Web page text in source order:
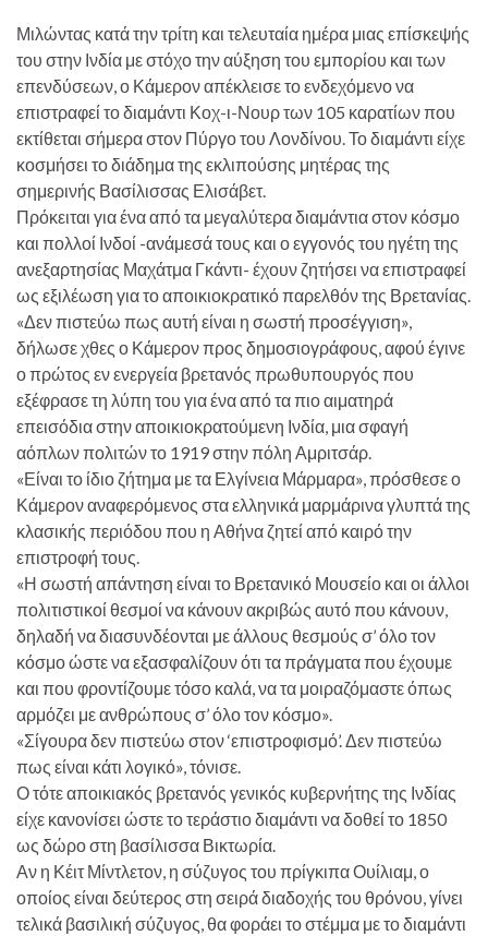
Μιλώντας κατά την τρίτη και τελευταία ημέρα μιας επίσκεψής
του στην Ινδία με στόχο την αύξηση του εμπορίου και των
επενδύσεων, ο Κάμερον απέκλεισε το ενδεχόμενο να
επιστραφεί το διαμάντι Κοχ-ι-Νουρ των 105 καρατίων που
εκτίθεται σήμερα στον Πύργο του Λονδίνου. Το διαμάντι είχε
κοσμήσει το διάδημα της εκλιπούσης μητέρας της
σημερινής Βασίλισσας Ελισάβετ.
Πρόκειται για ένα από τα μεγαλύτερα διαμάντια στον κόσμο
και πολλοί Ινδοί -ανάμεσά τους και ο εγγονός του ηγέτη της
ανεξαρτησίας Μαχάτμα Γκάντι- έχουν ζητήσει να επιστραφεί
ως εξιλέωση για το αποικιοκρατικό παρελθόν της Βρετανίας.
«Δεν πιστεύω πως αυτή είναι η σωστή προσέγγιση»,
δήλωσε χθες ο Κάμερον προς δημοσιογράφους, αφού έγινε
ο πρώτος εν ενεργεία βρετανός πρωθυπουργός που
εξέφρασε τη λύπη του για ένα από τα πιο αιματηρά
επεισόδια στην αποικιοκρατούμενη Ινδία, μια σφαγή
αόπλων πολιτών το 1919 στην πόλη Αμριτσάρ.
«Είναι το ίδιο ζήτημα με τα Ελγίνεια Μάρμαρα», πρόσθεσε ο
Κάμερον αναφερόμενος στα ελληνικά μαρμάρινα γλυπτά της
κλασικής περιόδου που η Αθήνα ζητεί από καιρό την
επιστροφή τους.
«Η σωστή απάντηση είναι το Βρετανικό Μουσείο και οι άλλοι
πολιτιστικοί θεσμοί να κάνουν ακριβώς αυτό που κάνουν,
δηλαδή να διασυνδέονται με άλλους θεσμούς σ’ όλο τον
κόσμο ώστε να εξασφαλίζουν ότι τα πράγματα που έχουμε
και που φροντίζουμε τόσο καλά, να τα μοιραζόμαστε όπως
αρμόζει με ανθρώπους σ’ όλο τον κόσμο».
«Σίγουρα δεν πιστεύω στον ‘επιστροφισμό’. Δεν πιστεύω
πως είναι κάτι λογικό», τόνισε.
Ο τότε αποικιακός βρετανός γενικός κυβερνήτης της Ινδίας
είχε κανονίσει ώστε το τεράστιο διαμάντι να δοθεί το 1850
ως δώρο στη βασίλισσα Βικτωρία.
Αν η Κέιτ Μίντλετον, η σύζυγος του πρίγκιπα Ουίλιαμ, ο
οποίος είναι δεύτερος στη σειρά διαδοχής του θρόνου, γίνει
τελικά βασιλική σύζυγος, θα φοράει το στέμμα με το διαμάντι